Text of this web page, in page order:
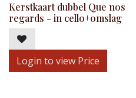
Kerstkaart dubbel Que nos
regards - in cello+omslag
Login to view Price